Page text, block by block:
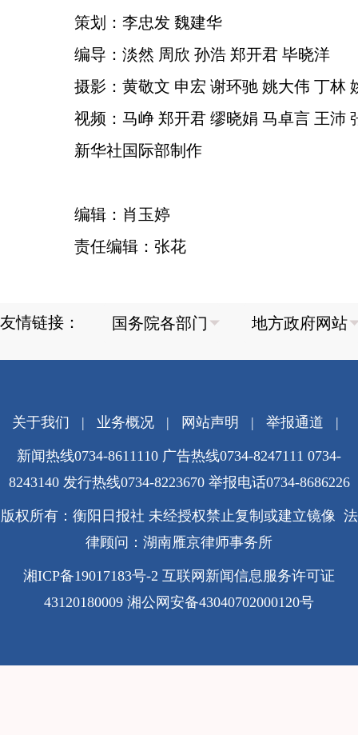
策划：李忠发 魏建华
编导：淡然 周欣 孙浩 郑开君 毕晓洋
摄影：黄敬文 申宏 谢环驰 姚大伟 丁林
视频：马峥 郑开君 缪晓娟 马卓言 王沛
新华社国际部制作
编辑：肖玉婷
责任编辑：张花
友情链接：
关于我们 | 业务概况| 网站声明 | 举报通道 |
新闻热线0734-8611110 广告热线0734-8247111 0734-
8243140 发行热线0734-8223670 举报电话0734-8686226
版权所有：衡阳日报社 未经授权禁止复制或建立镜像 法
律顾问：湖南雁京律师事务所
湘ICP备19017183号-2 互联网新闻信息服务许可证
43120180009 湘公网安备43040702000120号